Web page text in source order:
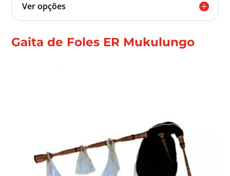
Ver opções
Gaita de Foles ER Mukulungo